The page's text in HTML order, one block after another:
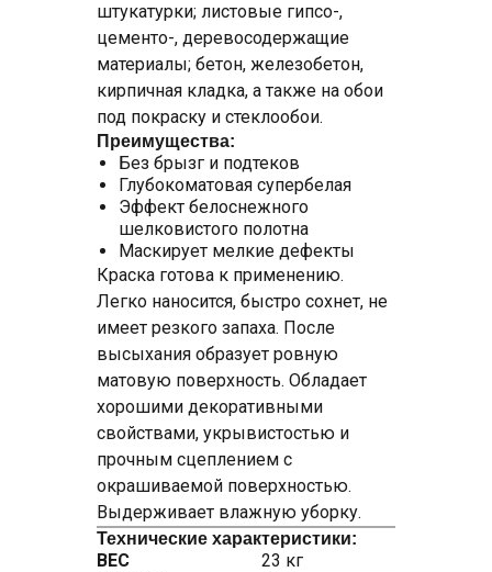
штукатурки; листовые гипсо-,
цементо-, деревосодержащие
материалы; бетон, железобетон,
кирпичная кладка, а также на обои
под покраску и стеклообои.
Преимущества:
Без брызг и подтеков
Глубокоматовая супербелая
Эффект белоснежного
шелковистого полотна
Маскирует мелкие дефекты
Краска готова к применению.
Легко наносится, быстро сохнет, не
имеет резкого запаха. После
высыхания образует ровную
матовую поверхность. Обладает
хорошими декоративными
свойствами, укрывистостью и
прочным сцеплением с
окрашиваемой поверхностью.
Выдерживает влажную уборку.
Технические характеристики:
ВЕС
23 кг